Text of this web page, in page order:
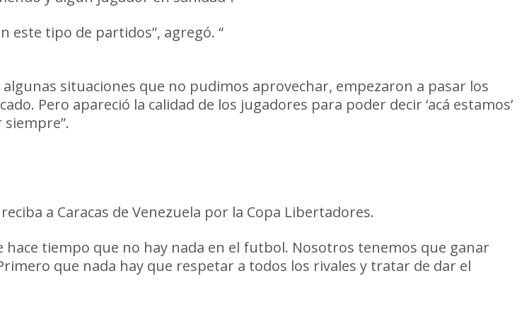
este tipo de partidos”, agregó. “
situaciones que no pudimos aprovechar, empezaron a pasar los
Pero apareció la calidad de los jugadores para poder decir ‘acá estamos’
a Caracas de Venezuela por la Copa Libertadores.
hace tiempo que no hay nada en el futbol. Nosotros tenemos que ganar
que nada hay que respetar a todos los rivales y tratar de dar el